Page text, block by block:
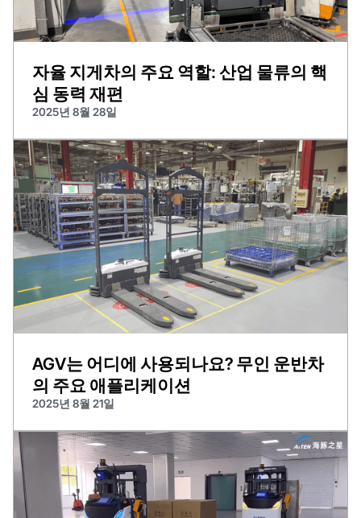
자율 지게차의 주요 역할: 산업 물류의 핵
심 동력 재편
2025년 8월 28일
AGV는 어디에 사용되나요? 무인 운반차
의 주요 애플리케이션
2025년 8월 21일